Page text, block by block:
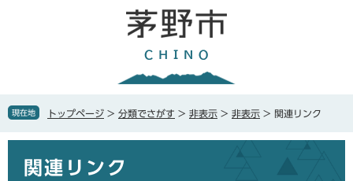
で
。
ば
て
現在地 トップページ > 分類でさがす > 非表示 > 非表示 > 関連リンク
関連リンク